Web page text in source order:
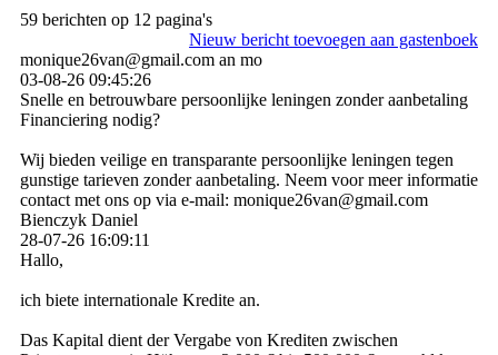
59 berichten op 12 pagina's
Nieuw bericht toevoegen aan gastenboek
monique26van@gmail.com an mo
03-08-26 09:45:26
Snelle en betrouwbare persoonlijke leningen zonder aanbetaling
Financiering nodig?
Wij bieden veilige en transparante persoonlijke leningen tegen
gunstige tarieven zonder aanbetaling. Neem voor meer informatie
contact met ons op via e-mail: monique26van@gmail.com
Bienczyk Daniel
28-07-26 16:09:11
Hallo,
ich biete internationale Kredite an.
Das Kapital dient der Vergabe von Krediten zwischen